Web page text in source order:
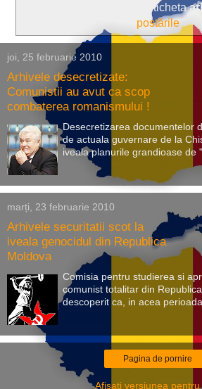
Se afișează postările cu eticheta
postările
joi, 25 februarie 2010
Arhivele desecretizate:
Comunistii au avut ca scop
combaterea romanismului !
Desecretizarea documentelor
de actuala guvernare de la
iveala planurile grandioase de
marți, 23 februarie 2010
Arhivele securitatii scot la
iveala genocidul din Republica
Moldova
Comisia pentru studierea si
comunist totalitar din
descoperit ca, in acea
Pagina de pornire
Afișați versiunea pentru